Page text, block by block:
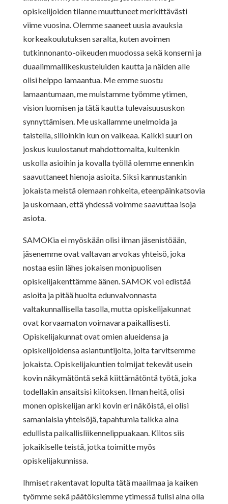
opiskelijoiden tilanne muuttuneet merkittävästi
viime vuosina. Olemme saaneet uusia avauksia
korkeakoulutuksen saralta, kuten avoimen
tutkinnonanto-oikeuden muodossa sekä konserni ja
duaalimmallikeskusteluiden kautta ja näiden alle
olisi helppo lamaantua. Me emme suostu
lamaantumaan, me muistamme työmme ytimen,
vision luomisen ja tätä kautta tulevaisuususkon
synnyttämisen. Me uskallamme unelmoida ja
taistella, silloinkin kun on vaikeaa. Kaikki suuri on
joskus kuulostanut mahdottomalta, kuitenkin
uskolla asioihin ja kovalla työllä olemme ennenkin
saavuttaneet hienoja asioita. Siksi kannustankin
jokaista meistä olemaan rohkeita, eteenpäinkatsovia
ja uskomaan, että yhdessä voimme saavuttaa isoja
asiota.
SAMOKia ei myöskään olisi ilman jäsenistöään,
jäsenemme ovat valtavan arvokas yhteisö, joka
nostaa esiin lähes jokaisen monipuolisen
opiskelijakenttämme äänen. SAMOK voi edistää
asioita ja pitää huolta edunvalvonnasta
valtakunnallisella tasolla, mutta opiskelijakunnat
ovat korvaamaton voimavara paikallisesti.
Opiskelijakunnat ovat omien alueidensa ja
opiskelijoidensa asiantuntijoita, joita tarvitsemme
jokaista. Opiskelijakuntien toimijat tekevät usein
kovin näkymätöntä sekä kiittämätöntä työtä, joka
todellakin ansaitsisi kiitoksen. Ilman heitä, olisi
monen opiskelijan arki kovin eri näköistä, ei olisi
samanlaisia yhteisöjä, tapahtumia taikka aina
edullista paikallisliikennelippuakaan. Kiitos siis
jokaikiselle teistä, jotka toimitte myös
opiskelijakunnissa.
Ihmiset rakentavat lopulta tätä maailmaa ja kaiken
työmme sekä päätöksiemme ytimessä tulisi aina olla